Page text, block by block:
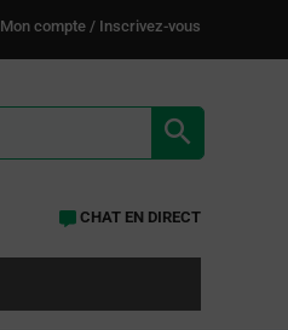
Mon compte / Inscrivez-vous
CHAT EN DIRECT